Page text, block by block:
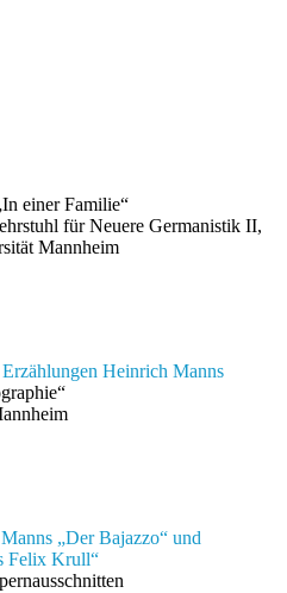
einer Familie“
für Neuere Germanistik II,
Mannheim
Heinrich Manns
„Der Bajazzo“ und
Felix Krull“